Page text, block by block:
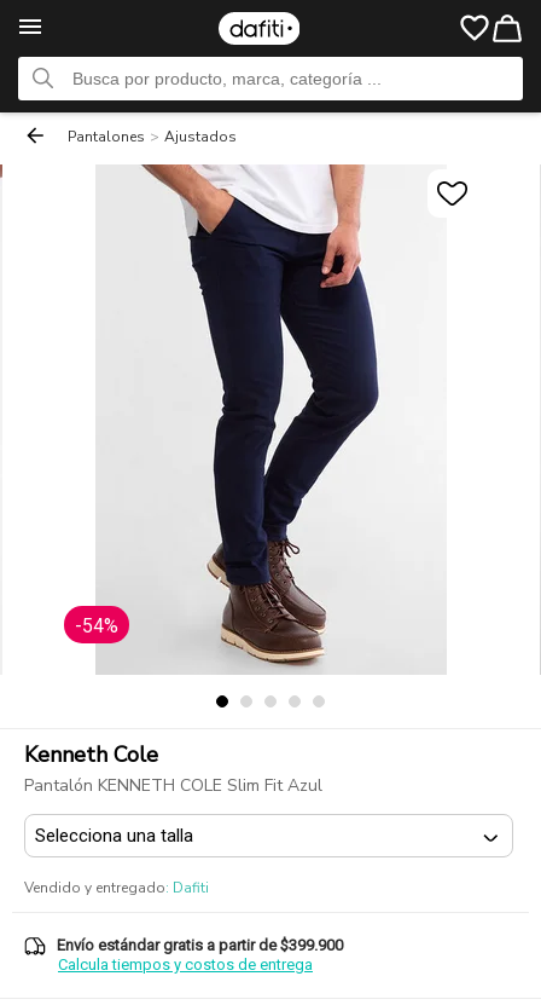
Pantalones > Ajustados
-54%
Kenneth Cole
Pantalón KENNETH COLE Slim Fit Azul
Vendido y entregado: Dafiti
Envío estándar gratis a partir de $399.900
Calcula tiempos y costos de entrega